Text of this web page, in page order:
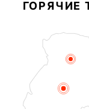
ГОРЯЧИЕ